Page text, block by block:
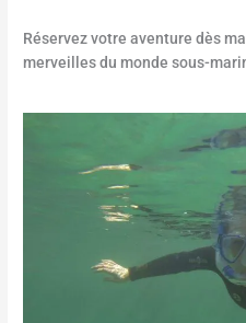
Réservez votre aventure dès
merveilles du monde sous-